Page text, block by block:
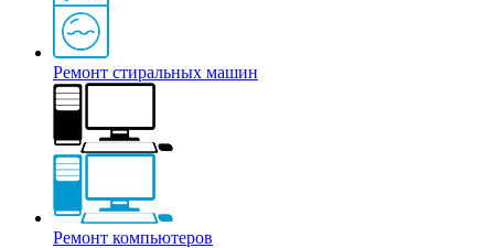
Ремонт стиральных машин
Ремонт компьютеров